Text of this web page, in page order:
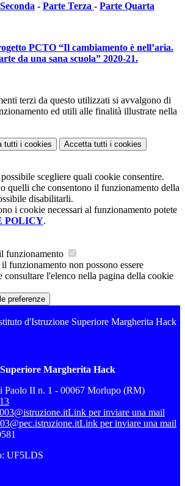
- Parte Terza - Parte Quarta
PCTO “Il cambiamento è nell’aria.
da una sana scuola” 2020-21.
terzi da questo utilizzati si avvalgono di
ed utili alle finalità illustrate nella
tutti i cookies Accetta tutti i cookies
scegliere quali cookie consentire.
quelli che consentono il funzionamento della
disabilitarli.
i cookie necessari al funzionamento potete
POLICY.
funzionamento
funzionamento non possono essere
consultare l'elenco nella pagina della cookie
preferenze
d'Istruzione Superiore Margherita Hack
Margherita Hack
Paolo II n. 1 - 00067 Morlupo (RM)
Link per inviare una mail
Link per inviare una mail
UF5LDS